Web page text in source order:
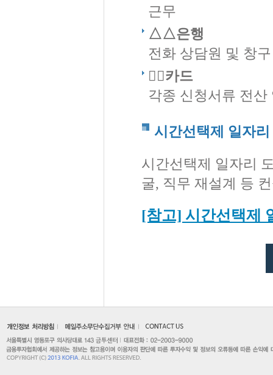
근무
△△은행
전화 상담원 및 창
󰋫󰋫카드
각종 신청서류 전
시간선택제 일자
시간선택제 일자리
굴, 직무 재설계 등
[참고] 시간선택제